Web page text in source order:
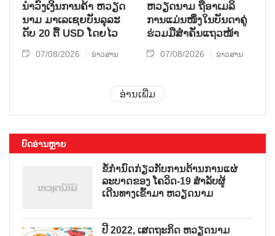
ນຳ​ວົງ​ເງິນ​ການ​ຄ້າ ຫວຽດ​
ນາມ ມາ​ເລ​ເຊຍ​ບັນ​ລຸ​ລະ​
ດັບ 20 ຕື້ USD ໂດຍ​ໄວ
07/08/2026 ຂ່າວສານ
ຫ​ວຽດ​ນາມ ຖື​ອາ​ເມ​ລິ​
ການ​ແມ່ນ​ໜຶ່ງ​ໃນ​ບັນ​ດາ​ຄູ່​
ຮ່ວມ​ມື​ສຳ​ຄັນ​ແຖວ​ໜ້າ
07/08/2026 ຂ່າວສານ
ອ່ານເພີ່ມ
ບົດອ່ານຫຼາຍ
ຂໍ້ກຳນົດກ່ຽວກັບການຕ້ານການແຜ່
ລະບາດຂອງ ໂຄວິດ-19 ສຳລັບຜູ້
ເດີນທາງເຂົ້າມາ ຫວຽດນາມ
ປີ 2022, ເສດຖະກິດ ຫວຽດນາມ